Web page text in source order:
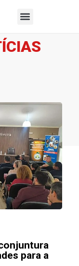
para a